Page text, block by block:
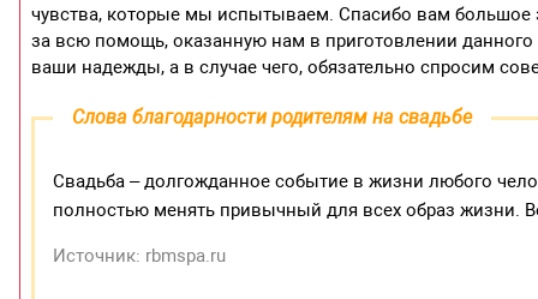
чувства, которые мы испытываем. Спасибо вам
за всю помощь, оказанную нам в приготовлении
ваши надежды, а в случае чего, обязательно спросим
Слова благодарности родителям на свадьбе
Свадьба – долгожданное событие в жизни любого
полностью менять привычный для всех образ жизни.
Источник: rbmspa.ru